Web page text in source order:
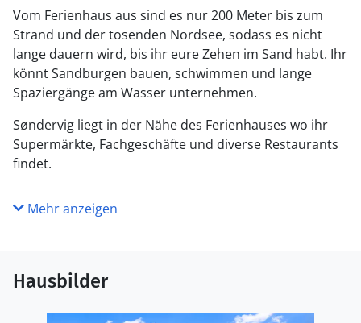
Vom Ferienhaus aus sind es nur 200 Meter bis zum
Strand und der tosenden Nordsee, sodass es nicht
lange dauern wird, bis ihr eure Zehen im Sand habt. Ihr
könnt Sandburgen bauen, schwimmen und lange
Spaziergänge am Wasser unternehmen.
Søndervig liegt in der Nähe des Ferienhauses wo ihr
Supermärkte, Fachgeschäfte und diverse Restaurants
findet.
Mehr anzeigen
Hausbilder